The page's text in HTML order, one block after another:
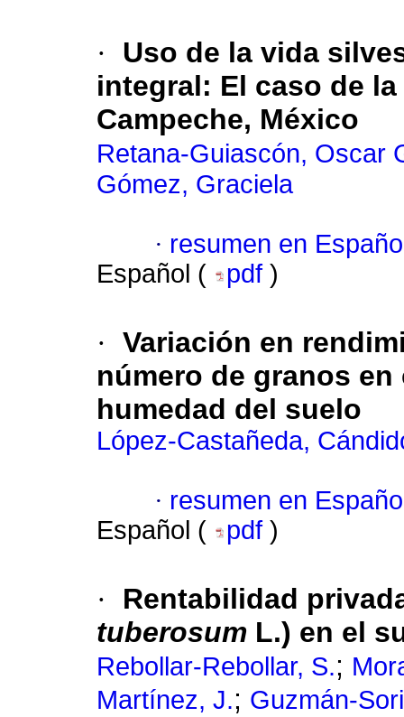
·
Uso de la vida
integral: El caso de
Campeche, México
Retana-Guiascón, Oscar
Gómez, Graciela
· resumen en
Español (
pdf )
· Variación en
número de granos
humedad del suelo
López-Castañeda,
· resumen en
Español (
pdf )
·
Rentabilidad
tuberosum L.) en el
Rebollar-Rebollar, S.;
Martínez, J.; Guzmán-